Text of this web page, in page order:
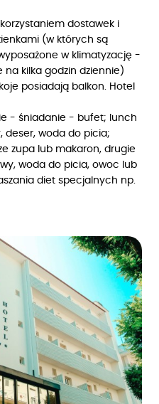
dostawek i
(w których są
w klimatyzację -
kilka godzin dziennie)
posiadają balkon. Hotel
- śniadanie - bufet; lunch
deser, woda do picia;
zupa lub makaron, drugie
woda do picia, owoc lub
diet specjalnych np.